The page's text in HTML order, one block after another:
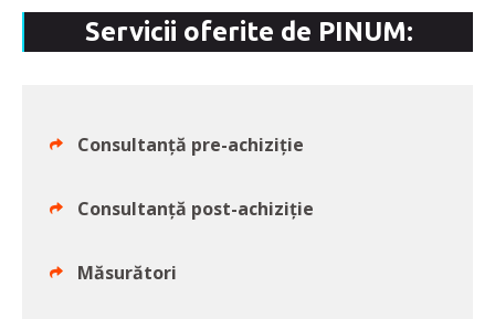
Servicii oferite de PINUM:
Consultanță pre-achiziție
Consultanță post-achiziție
Măsurători